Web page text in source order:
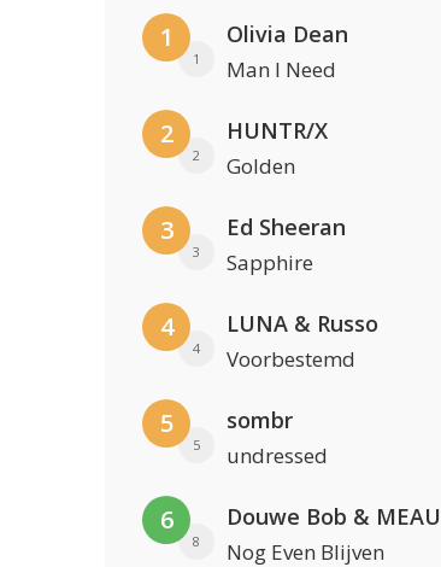
1
1
Olivia Dean
Man I Need
2
2
HUNTR/X
Golden
3
3
Ed Sheeran
Sapphire
4
4
LUNA & Russo
Voorbestemd
5
5
sombr
undressed
6
8
Douwe Bob & MEAU
Nog Even Blijven